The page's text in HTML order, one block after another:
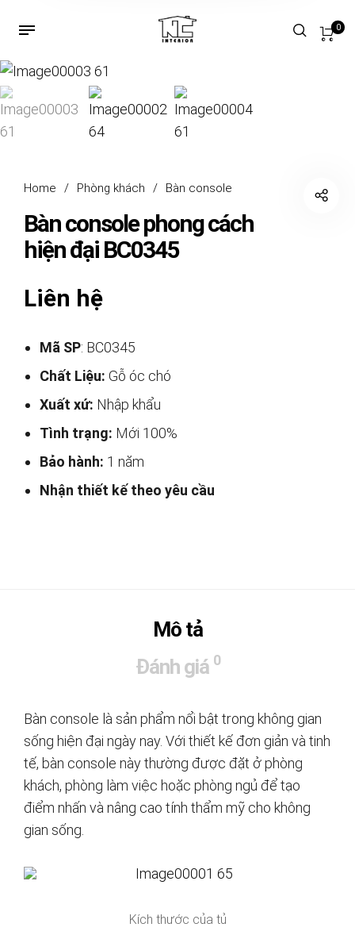
0
Home / Phòng khách / Bàn console
Bàn console phong cách
hiện đại BC0345
Liên hệ
Mã SP: BC0345
Chất Liệu: Gỗ óc chó
Xuất xứ: Nhập khẩu
Tình trạng: Mới 100%
Bảo hành: 1 năm
Nhận thiết kế theo yêu cầu
Mô tả
Đánh giá 0
Bàn console là sản phẩm nổi bật trong không gian
sống hiện đại ngày nay. Với thiết kế đơn giản và tinh
tế, bàn console này thường được đặt ở phòng
khách, phòng làm việc hoặc phòng ngủ để tạo
điểm nhấn và nâng cao tính thẩm mỹ cho không
gian sống.
Kích thước của tủ